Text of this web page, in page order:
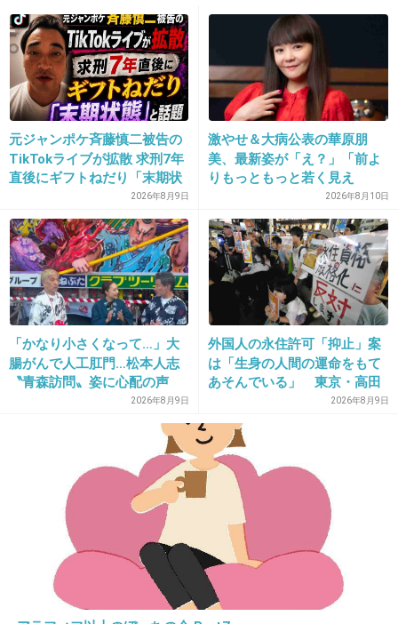
キャベツ入れてます
+3
マヨネーズをオイコスで割る
+5
15. 匿名2026/06/03(水) 12:48:16
炒め物をする時に脂質カットの為、なるべく油を使わない
ようにしてる
+8 -1
2026/06/03(水) 12:53:49
鶏もも肉、鶏むね肉の皮と脂身は切って捨てて
元ジャンポケ斉藤慎二被告の
TikTokライブが拡散 求刑7年
直後にギフトねだり「末期状
2026年8月9日
激やせ＆大病公表の華原朋
美、最新姿が「え？」「前よ
りもっともっと若く見え
2026年8月10日
「かなり小さくなって…」大
腸がんで人工肛門…松本人志
〝青森訪問〟姿に心配の声
続々「脂肪のない感じが痛ま
2026年8月9日
外国人の永住許可「抑止」案
は「生身の人間の運命をもて
あそんでいる」 東京・高田
2026年8月9日